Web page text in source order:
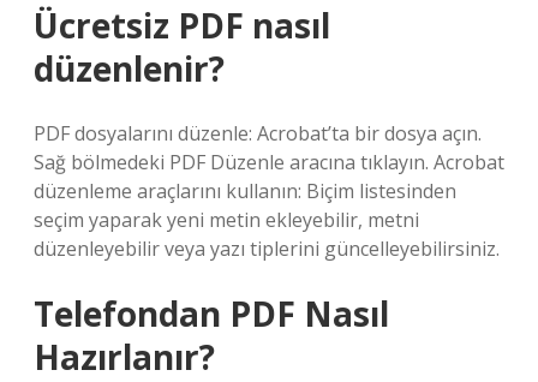
Ücretsiz PDF nasıl
düzenlenir?
PDF dosyalarını düzenle: Acrobat’ta bir dosya açın.
Sağ bölmedeki PDF Düzenle aracına tıklayın. Acrobat
düzenleme araçlarını kullanın: Biçim listesinden
seçim yaparak yeni metin ekleyebilir, metni
düzenleyebilir veya yazı tiplerini güncelleyebilirsiniz.
Telefondan PDF Nasıl
Hazırlanır?